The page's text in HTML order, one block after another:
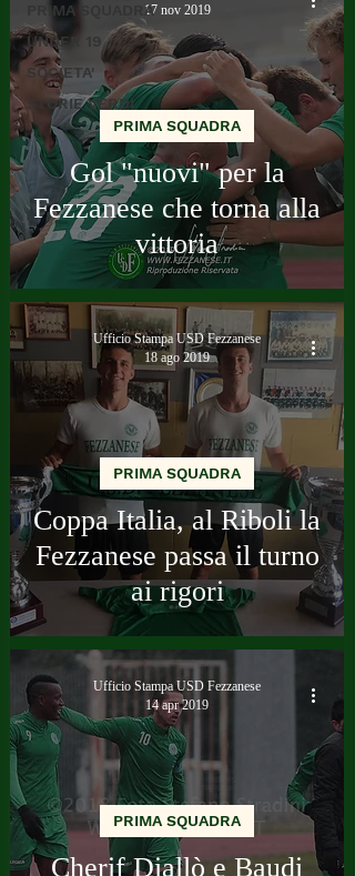
PRIMA SQUADRA
UNDER 19
SOCIETA'
STORIE VERDI
Gol "nuovi" per la
Fezzanese che torna alla
vittoria
PRIMA SQUADRA
17 nov 2019
Coppa Italia, al Riboli la
Fezzanese passa il turno
ai rigori
PRIMA SQUADRA
Ufficio Stampa USD Fezzanese
18 ago 2019
Cherif Diallò e Baudi
PRIMA SQUADRA
Ufficio Stampa USD Fezzanese
14 apr 2019